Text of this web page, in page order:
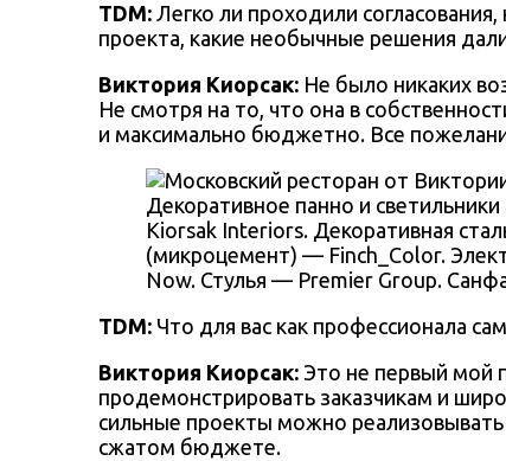
TDM: Легко ли проходили
проекта, какие необычные решения
Виктория Киорсак: Не было никаких
Не смотря на то, что она в
и максимально бюджетно. Все
Декоративное панно и
Kiorsak Interiors. Декоративная
(микроцемент) — Finch_Color.
Now. Стулья — Premier Group.
TDM: Что для вас как профессионала
Виктория Киорсак: Это не первый мой
продемонстрировать заказчикам и
сильные проекты можно
сжатом бюджете.